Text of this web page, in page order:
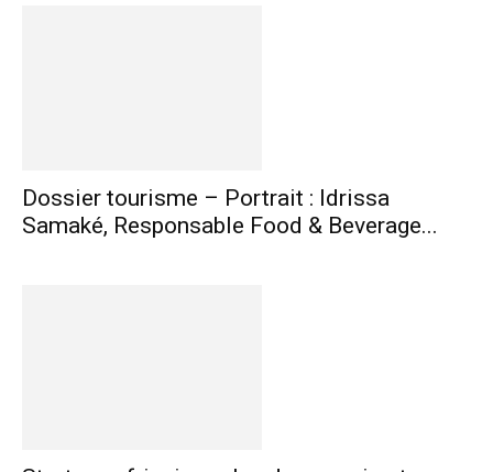
Dossier tourisme – Portrait : Idrissa
Samaké, Responsable Food & Beverage...